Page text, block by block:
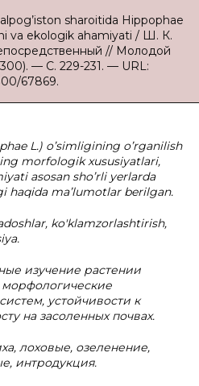
sharoitida Hippophae
va ekologik ahamiyati / Ш. К.
// Молодой
— С. 229-231. — URL:
67869.
L.) o’simligining o’rganilish
morfologik xususiyatlari,
asosan sho’rli yerlarda
haqida ma’lumotlar berilgan.
ko'klamzorlashtirish,
изучение растении
устойчивости к
на засоленных почвах.
лоховые, озеленение,
интродукция.